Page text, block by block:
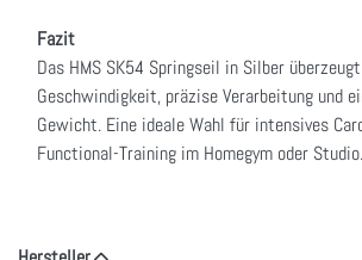
Fazit
Das HMS SK54 Springseil in Silber
Geschwindigkeit, präzise Verarbeitung und
Gewicht. Eine ideale Wahl für intensives
Functional-Training im Homegym oder Studio.